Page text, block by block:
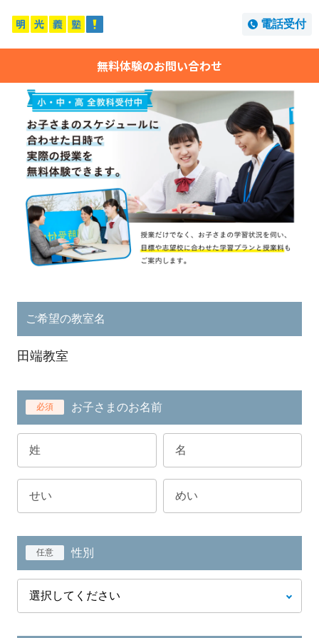
電話受付
無料体験のお問い合わせ
ご希望の教室名
田端教室
必須 お子さまのお名前
任意 性別